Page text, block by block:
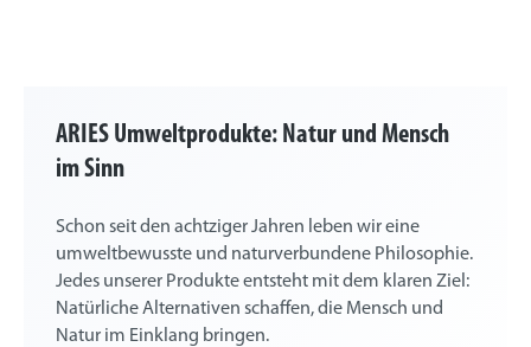
ARIES Umweltprodukte: Natur und Mensch
im Sinn
Schon seit den achtziger Jahren leben wir eine
umweltbewusste und naturverbundene Philosophie.
Jedes unserer Produkte entsteht mit dem klaren Ziel:
Natürliche Alternativen schaffen, die Mensch und
Natur im Einklang bringen.